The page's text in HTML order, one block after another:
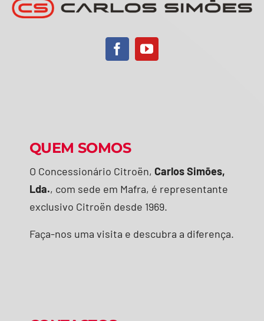
QUEM SOMOS
O Concessionário Citroën, Carlos Simões,
Lda., com sede em Mafra, é representante
exclusivo Citroën desde 1969.
Faça-nos uma visita e descubra a diferença.